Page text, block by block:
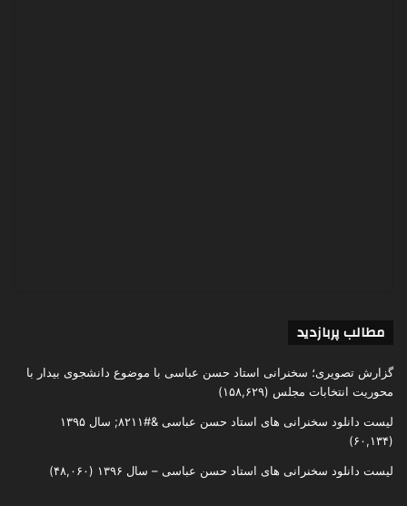
مطالب پربازدید
گزارش تصویری؛ سخنرانی استاد حسن عباسی با موضوع دانشجوی بیدار با
محوریت انتخابات مجلس (۱۵۸,۶۲۹)
لیست دانلود سخنرانی های استاد حسن عباسی &#۸۲۱۱; سال ۱۳۹۵
(۶۰,۱۳۴)
لیست دانلود سخنرانی های استاد حسن عباسی – سال ۱۳۹۶ (۴۸,۰۶۰)